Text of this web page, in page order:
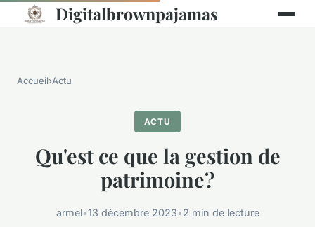
Digitalbrownpajamas
Accueil›Actu
ACTU
Qu'est ce que la gestion de
patrimoine?
armel•13 décembre 2023•2 min de lecture